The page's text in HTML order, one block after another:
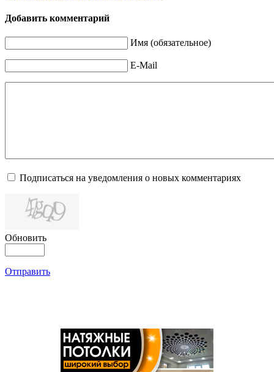
Добавить комментарий
Имя (обязательное)
E-Mail
Подписаться на уведомления о новых комментариях
Обновить
Отправить